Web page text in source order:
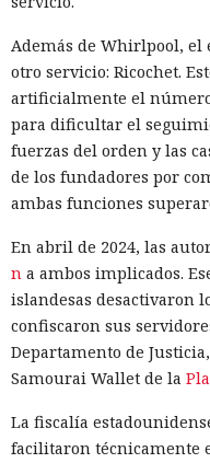
Además de Whirlpool, el
otro servicio: Ricochet.
artificialmente el
para dificultar el
fuerzas del orden y las
de los fundadores por
ambas funciones
En abril de 2024, las
n a ambos implicados.
islandesas desactivaron
confiscaron sus
Departamento de
Samourai Wallet de la
La fiscalía
facilitaron técnicamente